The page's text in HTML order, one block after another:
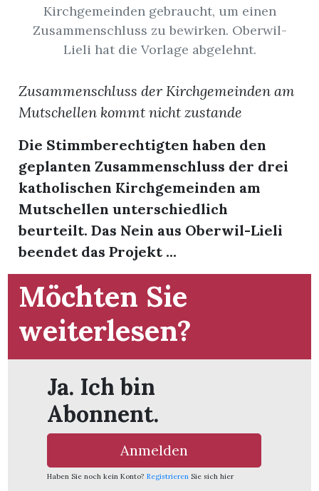
Kirchgemeinden gebraucht, um einen
Zusammenschluss zu bewirken. Oberwil-
Lieli hat die Vorlage abgelehnt.
Zusammenschluss der Kirchgemeinden am
Mutschellen kommt nicht zustande
Die Stimmberechtigten haben den
geplanten Zusammenschluss der drei
katholischen Kirchgemeinden am
Mutschellen unterschiedlich
beurteilt. Das Nein aus Oberwil-Lieli
beendet das Projekt ...
Möchten Sie
weiterlesen?
Ja. Ich bin
Abonnent.
Anmelden
Haben Sie noch kein Konto? Registrieren Sie sich hier